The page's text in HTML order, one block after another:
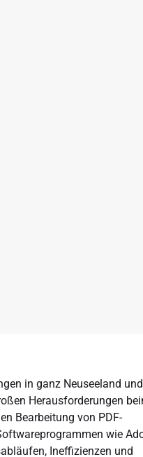
in ganz Neuseeland und
Herausforderungen
Bearbeitung von PDF-
wie
Ineffizienzen und